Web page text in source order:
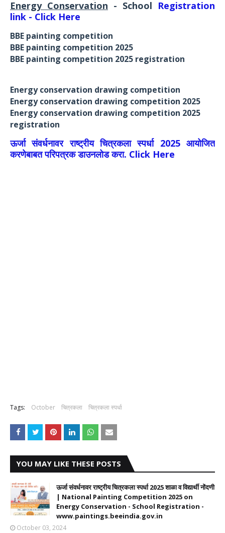
Energy Conservation - School Registration
link - Click Here
BBE painting competition
BBE painting competition 2025
BBE painting competition 2025 registration
Energy conservation drawing competition
Energy conservation drawing competition 2025
Energy conservation drawing competition 2025
registration
ऊर्जा संवर्धनावर राष्ट्रीय चित्रकला स्पर्धा 2025 आयोजित
करणेबाबत परिपत्रक डाउनलोड करा. Click Here
Tags: October चित्रकला चित्रकला स्पर्धा
YOU MAY LIKE THESE POSTS
ऊर्जा संवर्धनावर राष्ट्रीय चित्रकला स्पर्धा 2025 शाळा व विद्यार्थी नोंदणी
| National Painting Competition 2025 on
Energy Conservation - School Registration -
www.paintings.beeindia.gov.in
October 03, 2024